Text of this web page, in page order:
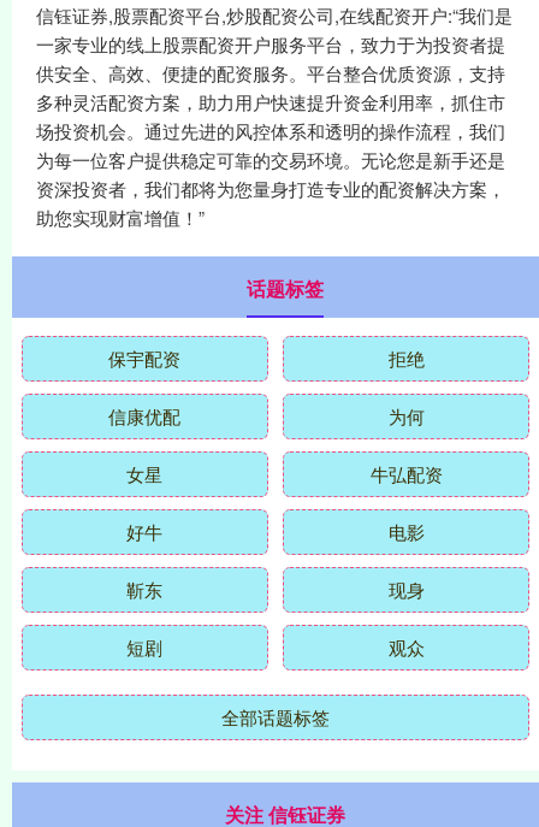
信钰证券,股票配资平台,炒股配资公司,在线配资开户:“我们是
一家专业的线上股票配资开户服务平台，致力于为投资者提
供安全、高效、便捷的配资服务。平台整合优质资源，支持
多种灵活配资方案，助力用户快速提升资金利用率，抓住市
场投资机会。通过先进的风控体系和透明的操作流程，我们
为每一位客户提供稳定可靠的交易环境。无论您是新手还是
资深投资者，我们都将为您量身打造专业的配资解决方案，
助您实现财富增值！”
话题标签
保宇配资 拒绝
信康优配 为何
女星 牛弘配资
好牛 电影
靳东 现身
短剧 观众
全部话题标签
关注 信钰证券